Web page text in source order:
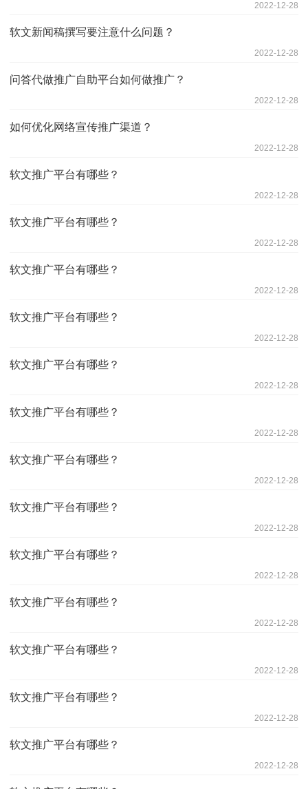
2022-12-28
软文新闻稿撰写要注意什么问题？
2022-12-28
问答代做推广自助平台如何做推广？
2022-12-28
如何优化网络宣传推广渠道？
2022-12-28
软文推广平台有哪些？
2022-12-28
软文推广平台有哪些？
2022-12-28
软文推广平台有哪些？
2022-12-28
软文推广平台有哪些？
2022-12-28
软文推广平台有哪些？
2022-12-28
软文推广平台有哪些？
2022-12-28
软文推广平台有哪些？
2022-12-28
软文推广平台有哪些？
2022-12-28
软文推广平台有哪些？
2022-12-28
软文推广平台有哪些？
2022-12-28
软文推广平台有哪些？
2022-12-28
软文推广平台有哪些？
2022-12-28
软文推广平台有哪些？
2022-12-28